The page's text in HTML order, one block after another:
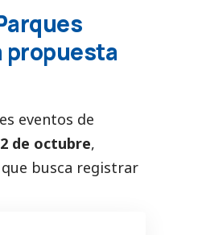
propuesta
eventos de
de octubre,
que busca registrar